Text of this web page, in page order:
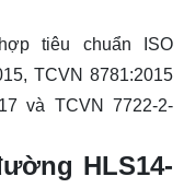
tiêu chuẩn ISO
TCVN 8781:2015
và TCVN 7722-2-
HLS14-